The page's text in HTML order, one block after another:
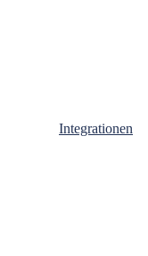
Integrationen